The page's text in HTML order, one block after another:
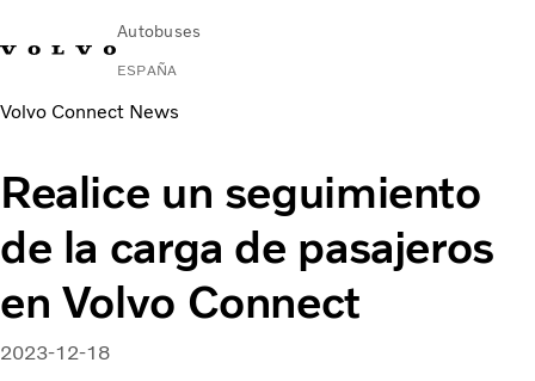
Autobuses
ESPAÑA
Change MarketContacto Buscar concesionario
Autobuses urbanos e interurbanos
Autocares
Servicios
Por qué Volvo
Noticias
Contacto
Volvo Connect News
Realice un seguimiento
de la carga de pasajeros
en Volvo Connect
2023-12-18